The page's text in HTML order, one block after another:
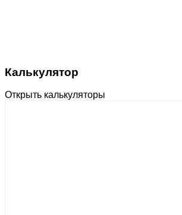
Калькулятор
Открыть калькуляторы